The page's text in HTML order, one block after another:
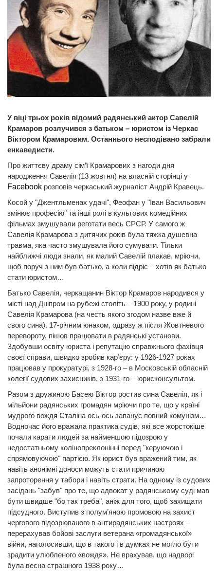
У віці трьох років відомий радянський актор Савелій
Крамаров розлучився з батьком – юристом із Черкас
Віктором Крамаровим. Останнього несподівано забрали
енкаведисти.
Про життєву драму сім’ї Крамарових з нагоди дня
народження Савелія (13 жовтня) на власній сторінці у
Facebook розповів черкаський журналіст Андрій Кравець.
Косой у "Джентльменах удачі", Феофан у "Іван Васильович
змінює професію" та інші ролі в культових комедійних
фільмах змушували реготати весь СРСР. У самого ж
Савелія Крамарова з дитячих років була тяжка душевна
травма, яка часто змушувала його сумувати. Тільки
найближчі люди знали, як малий Савелій плакав, мріючи,
щоб поруч з ним був батько, а коли підріс – хотів як батько
стати юристом…
Батько Савелія, черкащанин Віктор Крамаров народився у
місті над Дніпром на рубежі століть – 1900 року, у родині
Савелія Крамарова (на честь якого згодом назве вже й
свого сина). 17-річним юнаком, одразу ж після Жовтневого
перевороту, пішов працювати в радянські установи.
Здобувши освіту юриста і репутацію справжнього фахівця
своєї справи, швидко зробив кар’єру: у 1926-1927 роках
працював у прокуратурі, з 1928-го – в Московській обласній
колегії судових захисників, з 1931-го – юрисконсультом.
Разом з дружиною Басею Віктор ростив сина Савелія, як і
мільйони радянських громадян мріючи про те, що у країні
мудрого вождя Сталіна ось-ось запанує повний комунізм…
Водночас його вражала практика судів, які все жорстокіше
почали карати людей за найменшою підозрою у
недостатньому колінопреклонінні перед "керуючою і
спрямовуючою" партією. Як юрист був вражений тим, як
навіть анонімні доноси можуть стати причиною
запроторення у табори і навіть страти. На одному із судових
засідань "забув" про те, що адвокат у радянському суді мав
бути швидше "бо так треба", аніж для того, щоб захищати
підсудного. Виступив з полум’яною промовою на захист
чергового підозрюваного в антирадянських настроях –
перерахував бойові заслуги ветерана «громадянської»
війни, наголосивши, що в такого і в думках не могло бути
зрадити улюбленого «вождя». Не врахував, що надворі
була весна страшного 1938 року…